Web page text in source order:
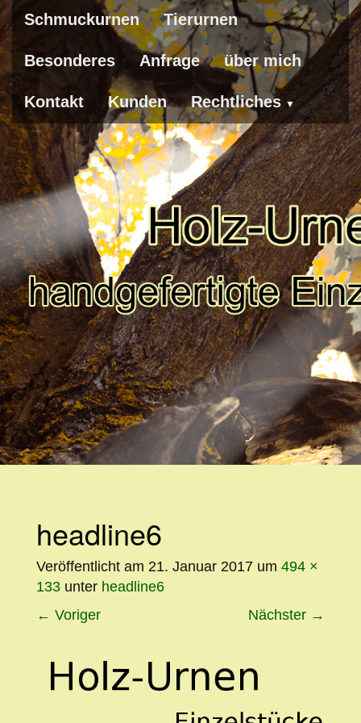
Schmuckurnen Tierurnen
Besonderes Anfrage über mich
Kontakt Kunden Rechtliches
WEITER
ZUM
headline6
Veröffentlicht am 21. Januar 2017 um 494 ×
133 unter headline6
← Voriger Nächster →